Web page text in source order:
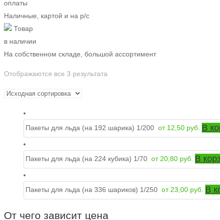
оплаты
Наличные, картой и на р/c
Товар
в наличии
На собственном складе, большой ассортимент
Отображаются все 3 результата
Пакеты для льда (на 192 шарика) 1/200 от 12,50 руб. В
Пакеты для льда (на 224 кубика) 1/70 от20,80 руб. В
Пакеты для льда (на 336 шариков) 1/250 от23,00 руб. В
От чего зависит цена